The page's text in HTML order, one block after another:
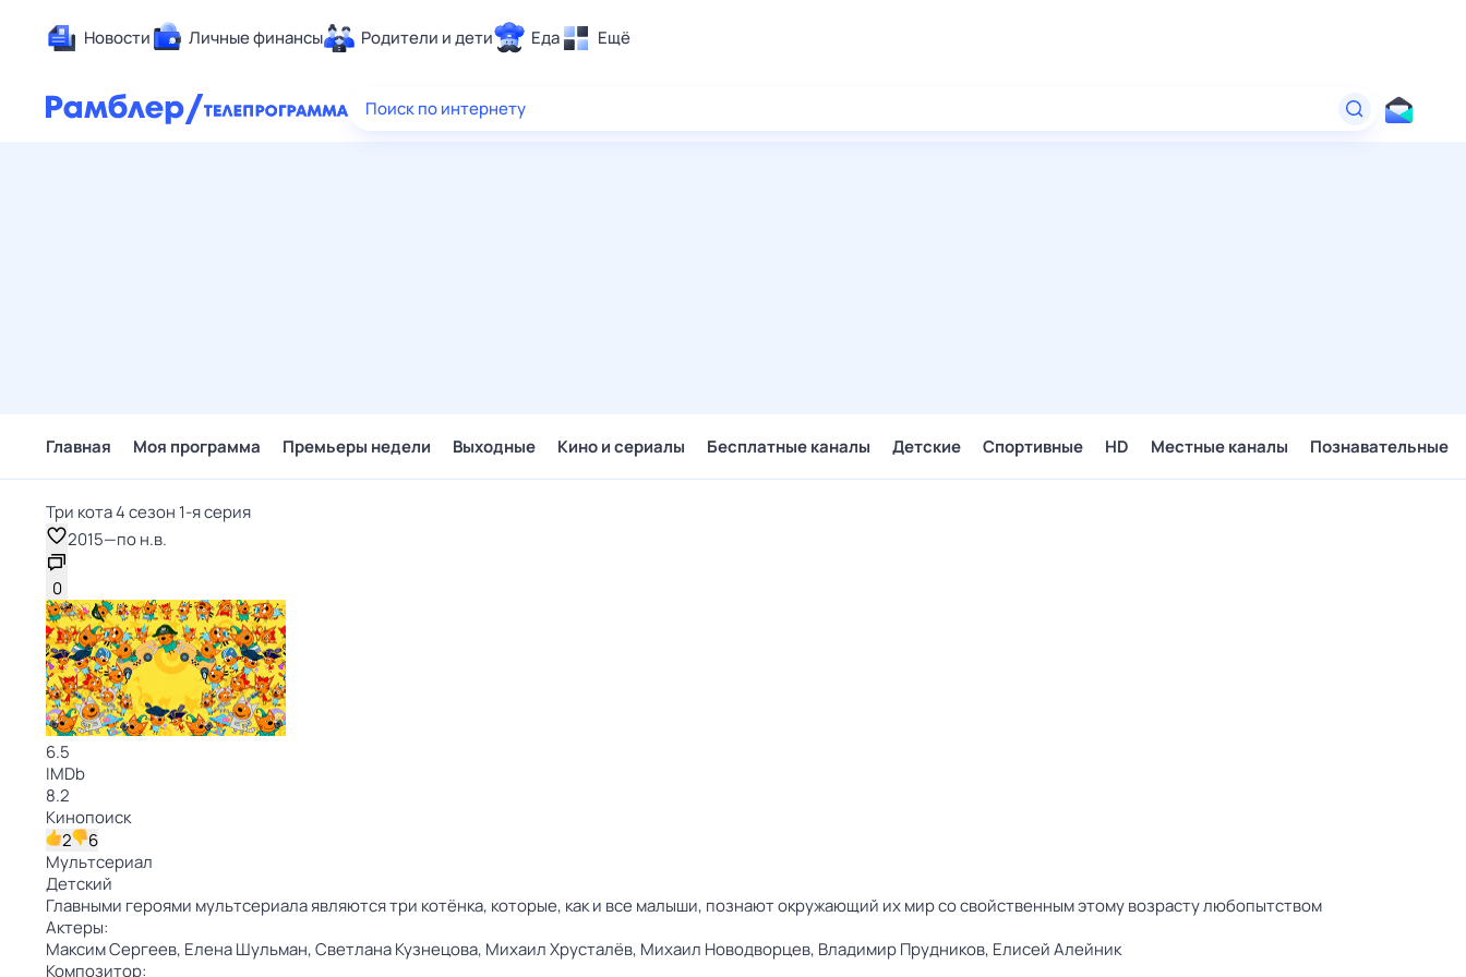
Новости Личные финансы Родители и дети Еда Ещё
Здоровье
Поиск по интернету
Главная Моя программа Премьеры недели Выходные Кино и сериалы Бесплатные каналы Детские Спортивные HD Местные каналы Познавательные
Три кота 4 сезон 1-я серия
2015—по н.в.
0
6.5
IMDb
8.2
Кинопоиск
2
6
Мультсериал
Детский
Главными героями мультсериала являются три котёнка, которые, как и все малыши, познают окружающий их мир со свойственным этому возрасту любопытством
Актеры:
Максим Сергеев, Елена Шульман,Светлана Кузнецова, Михаил Хрусталёв, Михаил Новодворцев, Владимир Прудников, Елисей Алейник
Композитор: